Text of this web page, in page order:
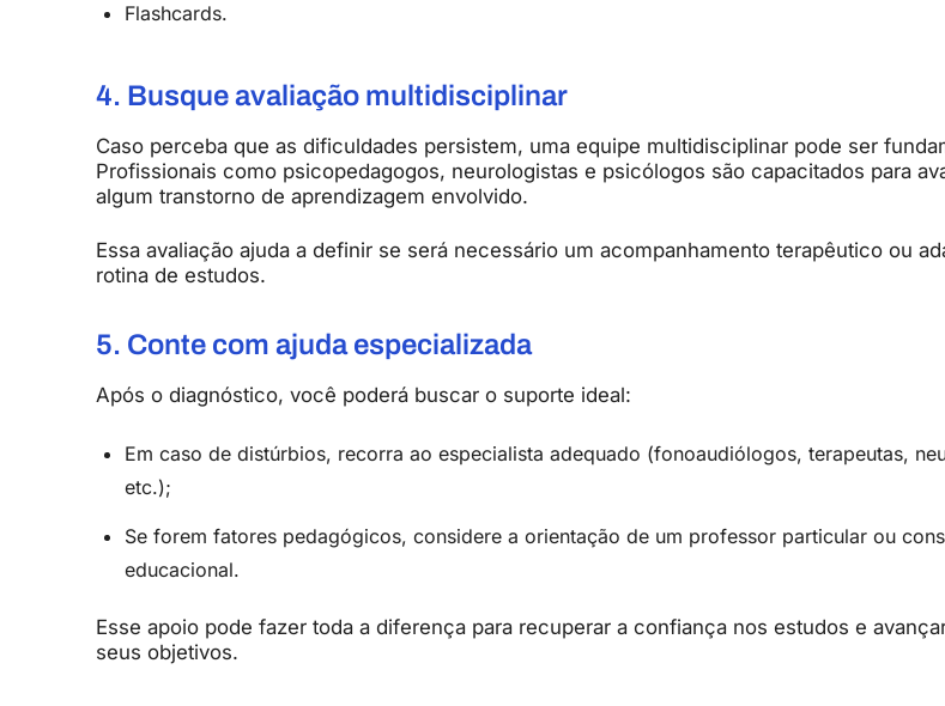
Flashcards.
4. Busqueavaliação multidisciplinar
Caso perceba que as dificuldades persistem, uma equipe multidisciplinar pode ser
Profissionais como psicopedagogos, neurologistas e psicólogos são capacitados para
algum transtorno de aprendizagem envolvido.
Essa avaliação ajuda a definir se será necessário um acompanhamento terapêutico ou
rotina de estudos.
5. Conte com ajudaespecializada
Após o diagnóstico, você poderá buscar o suporte ideal:
Em caso de distúrbios, recorra ao especialista adequado (fonoaudiólogos, terapeutas,
etc.);
Se forem fatores pedagógicos, considere a orientação de um professor particular ou
educacional.
Esse apoio pode fazer toda a diferença para recuperar a confiança nos estudos e
seus objetivos.